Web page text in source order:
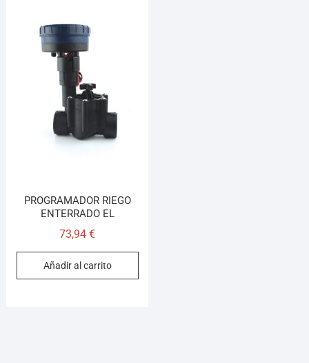
PROGRAMADOR RIEGO
ENTERRADO EL
73,94€
Añadir al carrito